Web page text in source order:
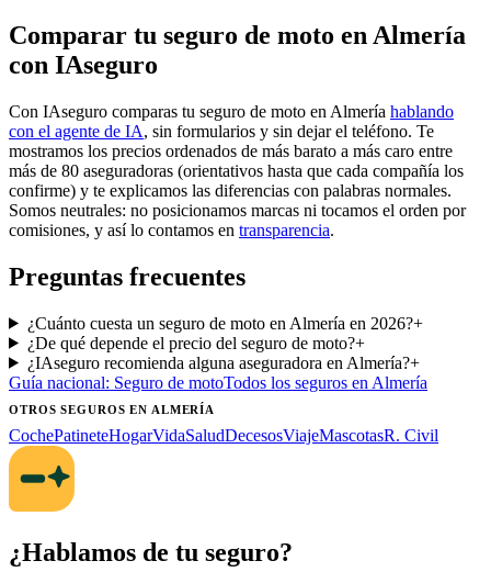
Comparar tu seguro de moto en Almería
con IAseguro
Con IAseguro comparas tu seguro de moto en Almería hablando
con el agente de IA, sin formularios y sin dejar el teléfono. Te
mostramos los precios ordenados de más barato a más caro entre
más de 80 aseguradoras (orientativos hasta que cada compañía los
confirme) y te explicamos las diferencias con palabras normales.
Somos neutrales: no posicionamos marcas ni tocamos el orden por
comisiones, y así lo contamos en transparencia.
Preguntas frecuentes
¿Cuánto cuesta un seguro de moto en Almería en 2026?+
¿De qué depende el precio del seguro de moto?+
¿IAseguro recomienda alguna aseguradora en Almería?+
Guía nacional: Seguro de motoTodos los seguros en Almería
OTROS SEGUROSEN ALMERÍA
CochePatineteHogarVidaSaludDecesosViajeMascotasR. Civil
¿Hablamos de tu seguro?